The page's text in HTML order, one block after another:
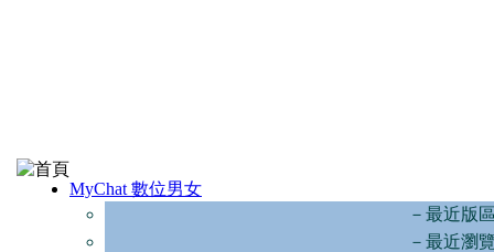
MyChat 數位男女
－最近版
－最近瀏